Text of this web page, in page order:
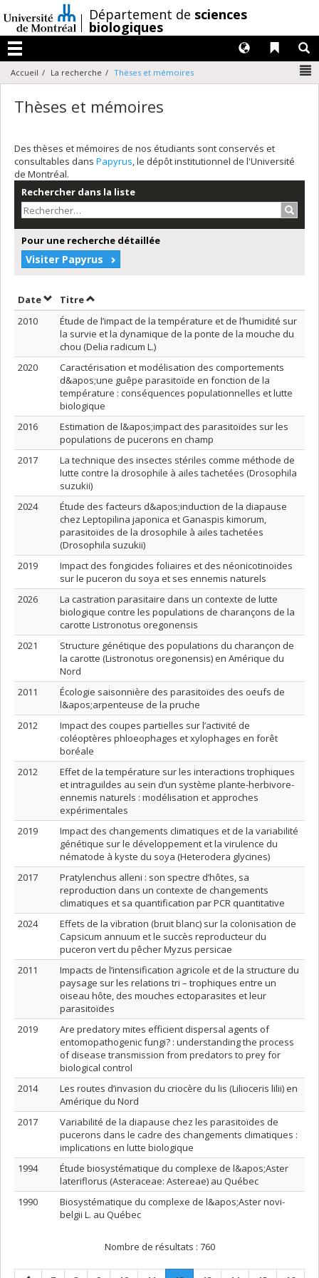
au
contenu
/Département de sciences
biologiques
Menu
Liens
Langues
Accueil La recherche Thèses et mémoires
Thèses et mémoires
Des thèses et mémoires de nos étudiants sont conservés et
consultables dans Papyrus, le dépôt institutionnel de l'Université
de Montréal.
Rechercher dans la liste
Pour une recherche détaillée
Visiter Papyrus
DateTrier par date en ordre croissant
TitreTrier par titre en ordre croissant
2010
Étude de l’impact de la température et de l’humidité sur
la survie et la dynamique de la ponte de la mouche du
chou (Delia radicum L.)
2020
Caractérisation et modélisation des comportements
d&apos;une guêpe parasitoïde en fonction de la
température : conséquences populationnelles et lutte
biologique
2016
Estimation de l&apos;impact des parasitoïdes sur les
populations de pucerons en champ
2017
La technique des insectes stériles comme méthode de
lutte contre la drosophile à ailes tachetées (Drosophila
suzukii)
2024
Étude des facteurs d&apos;induction de la diapause
chez Leptopilina japonica et Ganaspis kimorum,
parasitoïdes de la drosophile à ailes tachetées
(Drosophila suzukii)
2019
Impact des fongicides foliaires et des néonicotinoïdes
sur le puceron du soya et ses ennemis naturels
2026
La castration parasitaire dans un contexte de lutte
biologique contre les populations de charançons de la
carotte Listronotus oregonensis
2021
Structure génétique des populations du charançon de
la carotte (Listronotus oregonensis) en Amérique du
Nord
2011
Écologie saisonnière des parasitoïdes des oeufs de
l&apos;arpenteuse de la pruche
2012
Impact des coupes partielles sur l’activité de
coléoptères phloeophages et xylophages en forêt
boréale
2012
Effet de la température sur les interactions trophiques
et intraguildes au sein d’un système plante-herbivore-
ennemis naturels : modélisation et approches
expérimentales
2019
Impact des changements climatiques et de la variabilité
génétique sur le développement et la virulence du
nématode à kyste du soya (Heterodera glycines)
2017
Pratylenchus alleni : son spectre d’hôtes, sa
reproduction dans un contexte de changements
climatiques et sa quantification par PCR quantitative
2024
Effets de la vibration (bruit blanc) sur la colonisation de
Capsicum annuum et le succès reproducteur du
puceron vert du pêcher Myzus persicae
2011
Impacts de l’intensification agricole et de la structure du
paysage sur les relations tri – trophiques entre un
oiseau hôte, des mouches ectoparasites et leur
parasitoïdes
2019
Are predatory mites efficient dispersal agents of
entomopathogenic fungi? : understanding the process
of disease transmission from predators to prey for
biological control
2014
Les routes d’invasion du criocère du lis (Lilioceris lilii) en
Amérique du Nord
2017
Variabilité de la diapause chez les parasitoïdes de
pucerons dans le cadre des changements climatiques :
implications en lutte biologique
1994
Étude biosystématique du complexe de l&apos;Aster
lateriflorus (Asteraceae: Astereae) au Québec
1990
Biosystématique du complexe de l&apos;Aster novi-
belgii L. au Québec
Nombre de résultats : 760